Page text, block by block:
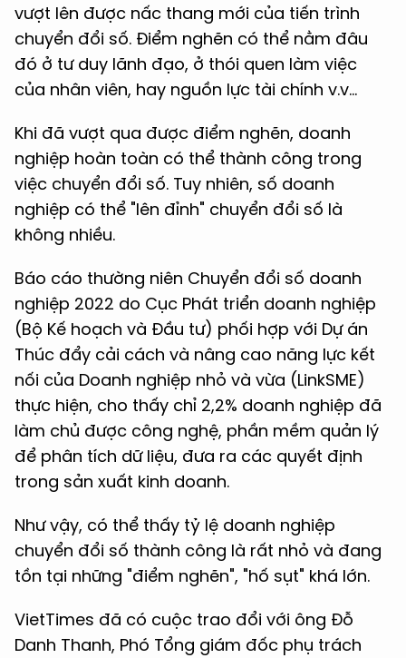
vượt lên được nấc thang mới của tiến trình
chuyển đổi số. Điểm nghẽn có thể nằm đâu
đó ở tư duy lãnh đạo, ở thói quen làm việc
của nhân viên, hay nguồn lực tài chính v.v...
Khi đã vượt qua được điểm nghẽn, doanh
nghiệp hoàn toàn có thể thành công trong
việc chuyển đổi số. Tuy nhiên, số doanh
nghiệp có thể "lên đỉnh" chuyển đổi số là
không nhiều.
Báo cáo thường niên Chuyển đổi số doanh
nghiệp 2022 do Cục Phát triển doanh nghiệp
(Bộ Kế hoạch và Đầu tư) phối hợp với Dự án
Thúc đẩy cải cách và nâng cao năng lực kết
nối của Doanh nghiệp nhỏ và vừa (LinkSME)
thực hiện, cho thấy chỉ 2,2% doanh nghiệp đã
làm chủ được công nghệ, phần mềm quản lý
để phân tích dữ liệu, đưa ra các quyết định
trong sản xuất kinh doanh.
Như vậy, có thể thấy tỷ lệ doanh nghiệp
chuyển đổi số thành công là rất nhỏ và đang
tồn tại những "điểm nghẽn", "hố sụt" khá lớn.
VietTimes đã có cuộc trao đổi với ông Đỗ
Danh Thanh, Phó Tổng giám đốc phụ trách